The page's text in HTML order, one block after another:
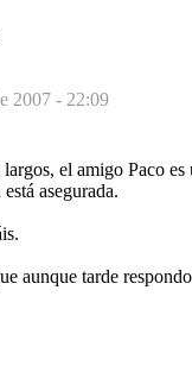
2007 - 22:09
el amigo Paco es
asegurada.
aunque tarde